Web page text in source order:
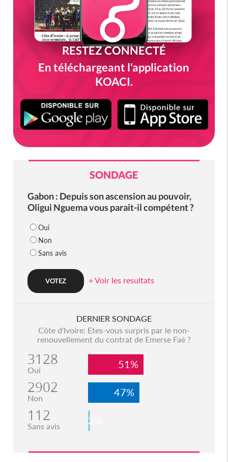
RESTEZ CONNECTÉ
En téléchargeant l'application
KOACI.
SONDAGE
Gabon : Depuis son ascension au pouvoir,
Oligui Nguema vous parait-il compétent ?
Oui
Non
Sans avis
+ Voir les resultats
DERNIER SONDAGE
Côte d'Ivoire: Etes-vous surpris par le non-
renouvellement du contrat de Emerse Faé ?
3128
Oui 51%
2902
Non 47%
112
Sans avis 2%